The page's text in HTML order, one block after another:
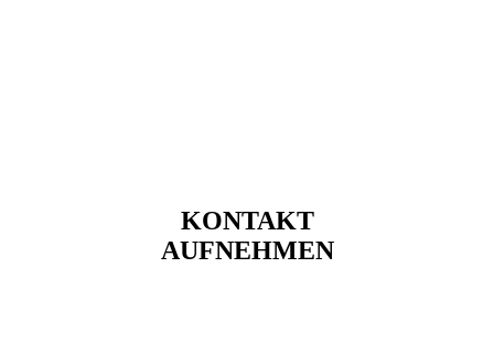
KONTAKT
AUFNEHMEN